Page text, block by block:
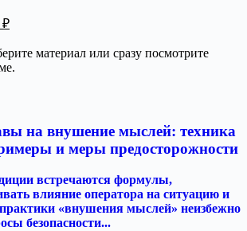
₽Текущая
1
764,00 ₽.
материал или сразу посмотрите
на внушение мыслей: техника
и меры предосторожности
встречаются формулы,
влияние оператора на ситуацию и
«внушения мыслей» неизбежно
безопасности...